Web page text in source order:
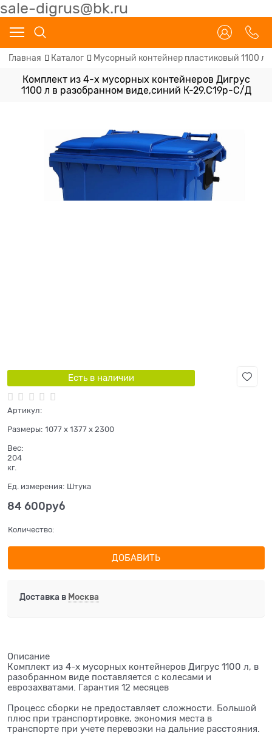
sale-digrus@bk.ru
Главная Каталог Мусорный контейнер пластиковый 1100 л
Комплект из 4-х мусорных контейнеров Дигрус
1100 л в разобранном виде,синий К-29.С19р-С/Д
Есть в наличии
Артикул:
Размеры: 1077 x 1377 x 2300
Вес:
204
кг.
Ед. измерения: Штука
84 600руб
Количество:
ДОБАВИТЬ
Доставка в Москва
Описание
Комплект из 4-х мусорных контейнеров Дигрус 1100 л, в
разобранном виде поставляется с колесами и
еврозахватами. Гарантия 12 месяцев
Процесс сборки не предоставляет сложности. Большой
плюс при транспортировке, экономия места в
транспорте при учете перевозки на дальние расстояния.